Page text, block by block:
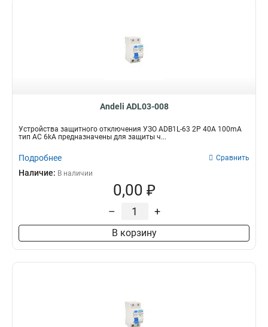
Andeli ADL03-008
Устройства защитного отключения УЗО ADB1L-63 2P 40A 100mA
тип AC 6kA предназначены для защиты ч...
Подробнее Сравнить
Наличие: В наличии
0,00 ₽
– +
В корзину